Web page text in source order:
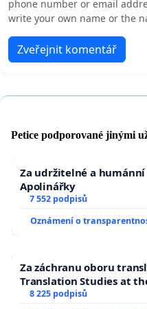
phone number or email
write your own name or the
Zveřejnit komentář
Petice podporované jinými
Za udržitelné a
Apolinářky
7 552 podpisů
Oznámení o
Za záchranu oboru
Translation Studies at
University
8 225 podpisů